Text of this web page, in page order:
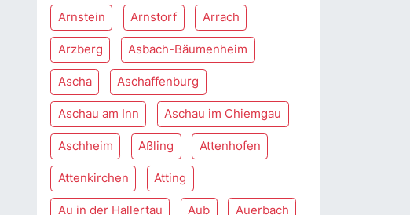
Arnstein Arnstorf Arrach
Arzberg Asbach-Bäumenheim
Ascha Aschaffenburg
Aschau am Inn Aschau im Chiemgau
Aschheim Aßling Attenhofen
Attenkirchen Atting
Au in der Hallertau Aub Auerbach